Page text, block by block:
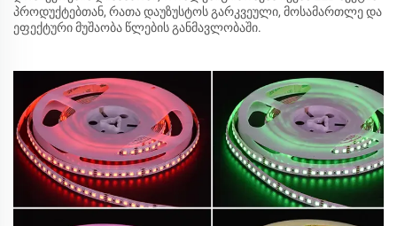
პროდუქტებთან, რათა დაუზუსტოს გარკვეული, მოსამართლე და
ეფექტური მუშაობა წლების განმავლობაში.